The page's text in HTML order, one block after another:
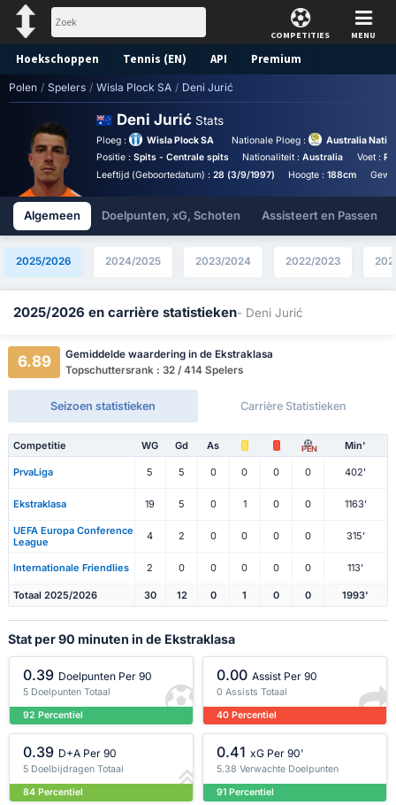
COMPETITIES MENU
Hoekschoppen Tennis (EN) API Premium
Voorspelling
Polen / Spelers / Wisla Plock SA / Deni Jurić
Deni Jurić Stats
Ploeg : Wisla Plock SA Nationale Ploeg :
Australia
Positie : Spits - Centrale spits Nationaliteit :Australia Voet :
Leeftijd (Geboortedatum) : 28 (3/9/1997) Hoogte :188cm
Algemeen Doelpunten, xG, Schoten Assisteert en Passen
2025/2026 2024/2025 2023/2024 2022/2023
2025/2026 en carrière statistieken- Deni Jurić
6.89
Gemiddelde waardering in de Ekstraklasa
Topschuttersrank : 32 / 414 Spelers
Seizoen statistieken Carrière Statistieken
Competitie WG Gd As PEN Min'
PrvaLiga 5 5 0 0 0 0 402'
Ekstraklasa 19 5 0 1 0 0 1163'
UEFA Europa Conference
League
4 2 0 0 0 0 315'
Internationale Friendlies 2 0 0 0 0 0 113'
Totaal 2025/2026 30 12 0 1 0 0 1993'
Stat per 90 minuten in de Ekstraklasa
0.39 Doelpunten Per 90
5 Doelpunten Totaal
92 Percentiel
0.00 Assist Per 90
0 Assists Totaal
40 Percentiel
0.39 D+A Per 90
5 Doelbijdragen Totaal
84 Percentiel
0.41 xG Per 90'
5.38 Verwachte Doelpunten
91 Percentiel